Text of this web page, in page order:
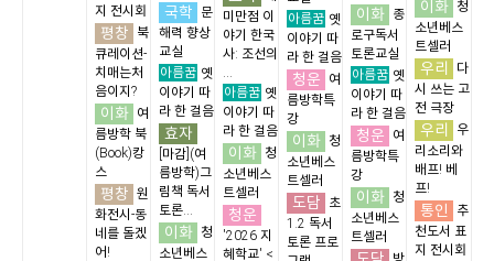
지 전시회
평창
북
큐레이션-
치매는처
음이지?
이화
여
름방학 북
(Book)캉
스
평창 원
화전시-동
네를 돌겠
어!
국학
문
해력 향상
교실
아름꿈 옛
이야기 따
라 한 걸음
효자
[마감](여
름방학)그
림책 독서
토론...
이화
청
소년베스
미만점 이
야기 한국
사: 조선의
...
아름꿈 옛
이야기 따
라 한 걸음
이화
청
소년베스
트셀러
청운
'2026 지
혜학교' <
아름꿈 옛
이야기 따
라 한 걸음
청운
여
름방학특
강
이화
청
소년베스
트셀러
도담
초
1.2 독서
토론 프로
이화
종
로구독서
토론교실
아름꿈 옛
이야기 따
라 한 걸음
청운
여
름방학특
강
이화
청
소년베스
트셀러
이화
청
소년베스
트셀러
우리
다
시 쓰는 고
전 극장
우리
우
리소리와
배프! 베
프!
통인
추
천도서 표
지 전시회